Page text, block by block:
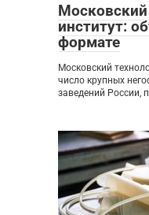
Московский
институт:
формате
Московский
число крупных
заведений России,